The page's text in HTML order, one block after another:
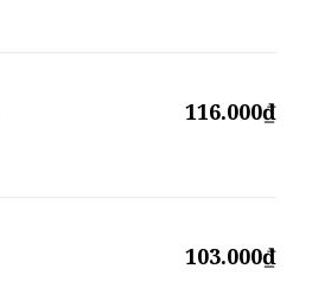
116.000₫
103.000₫